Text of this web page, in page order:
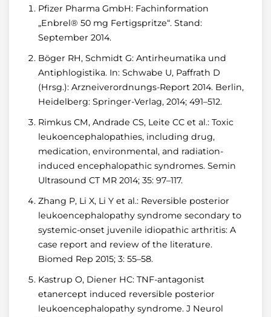
Pfizer Pharma GmbH: Fachinformation
„Enbrel® 50 mg Fertigspritze“. Stand:
September 2014.
Böger RH, Schmidt G: Antirheumatika und
Antiphlogistika. In: Schwabe U, Paffrath D
(Hrsg.): Arzneiverordnungs-Report 2014. Berlin,
Heidelberg: Springer-Verlag, 2014; 491–512.
Rimkus CM, Andrade CS, Leite CC et al.: Toxic
leukoencephalopathies, including drug,
medication, environmental, and radiation-
induced encephalopathic syndromes. Semin
Ultrasound CT MR 2014; 35: 97–117.
Zhang P, Li X, Li Y et al.: Reversible posterior
leukoencephalopathy syndrome secondary to
systemic-onset juvenile idiopathic arthritis: A
case report and review of the literature.
Biomed Rep 2015; 3: 55–58.
Kastrup O, Diener HC: TNF-antagonist
etanercept induced reversible posterior
leukoencephalopathy syndrome. J Neurol